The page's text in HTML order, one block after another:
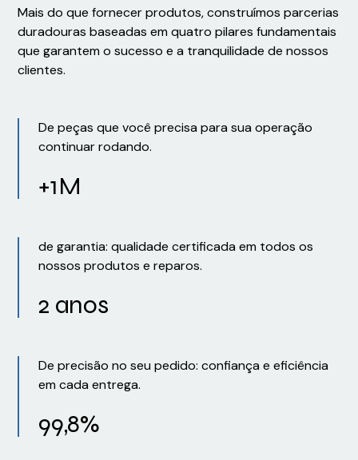
Mais do que fornecer produtos, construímos parcerias
duradouras baseadas em quatro pilares fundamentais
que garantem o sucesso e a tranquilidade de nossos
clientes.
De peças que você precisa para sua operação
continuar rodando.
+1M
de garantia: qualidade certificada em todos os
nossos produtos e reparos.
2 anos
De precisão no seu pedido: confiança e eficiência
em cada entrega.
99,8%